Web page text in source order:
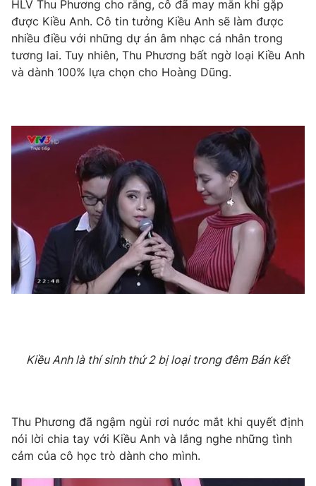
HLV Thu Phương cho rằng, cô đã may mắn khi gặp
được Kiều Anh. Cô tin tưởng Kiều Anh sẽ làm được
nhiều điều với những dự án âm nhạc cá nhân trong
tương lai. Tuy nhiên, Thu Phương bất ngờ loại Kiều Anh
và dành 100% lựa chọn cho Hoàng Dũng.
Kiều Anh là thí sinh thứ 2 bị loại trong đêm Bán kết
Thu Phương đã ngậm ngùi rơi nước mắt khi quyết định
nói lời chia tay với Kiều Anh và lắng nghe những tình
cảm của cô học trò dành cho mình.